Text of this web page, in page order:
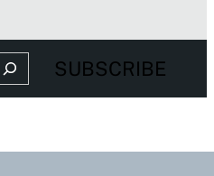
Search SUBSCRIBE